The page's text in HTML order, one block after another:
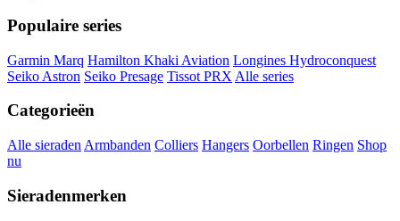
Populaire series
Garmin Marq Hamilton Khaki Aviation Longines Hydroconquest
Seiko Astron Seiko Presage Tissot PRX Alle series
Categorieën
Alle sieraden Armbanden Colliers Hangers Oorbellen Ringen Shop
nu
Sieradenmerken